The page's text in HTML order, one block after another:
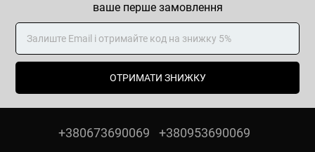
ваше перше замовлення
ОТРИМАТИ ЗНИЖКУ
+380673690069 +380953690069